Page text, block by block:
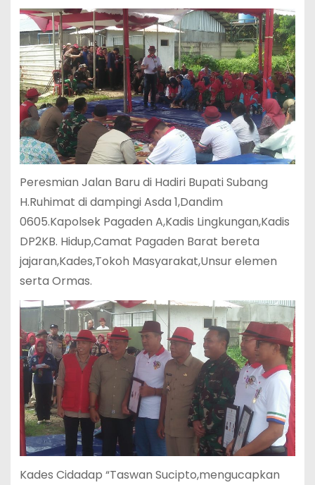
Peresmian Jalan Baru di Hadiri Bupati Subang
H.Ruhimat di dampingi Asda 1,Dandim
0605.Kapolsek Pagaden A,Kadis Lingkungan,Kadis
DP2KB. Hidup,Camat Pagaden Barat bereta
jajaran,Kades,Tokoh Masyarakat,Unsur elemen
serta Ormas.
Kades Cidadap “Taswan Sucipto,mengucapkan